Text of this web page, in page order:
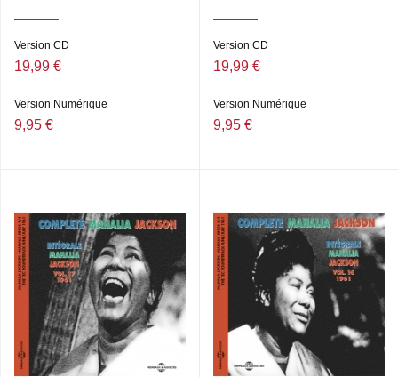
Version CD
19,99 €
Version Numérique
9,95 €
Version CD
19,99 €
Version Numérique
9,95 €